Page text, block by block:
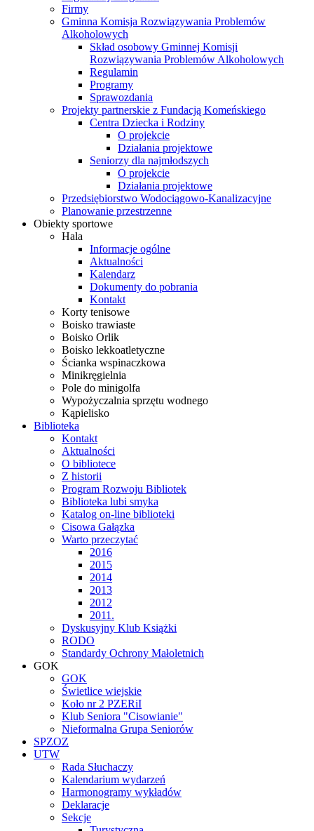
Firmy
Gminna Komisja Rozwiązywania Problemów
Alkoholowych
Skład osobowy Gminnej Komisji
Rozwiązywania Problemów Alkoholowych
Regulamin
Programy
Sprawozdania
Projekty partnerskie z Fundacją Komeńskiego
Centra Dziecka i Rodziny
O projekcie
Działania projektowe
Seniorzy dla najmłodszych
O projekcie
Działania projektowe
Przedsiębiorstwo Wodociągowo-Kanalizacyjne
Planowanie przestrzenne
Obiekty sportowe
Hala
Informacje ogólne
Aktualności
Kalendarz
Dokumenty do pobrania
Kontakt
Korty tenisowe
Boisko trawiaste
Boisko Orlik
Boisko lekkoatletyczne
Ścianka wspinaczkowa
Minikręgielnia
Pole do minigolfa
Wypożyczalnia sprzętu wodnego
Kąpielisko
Biblioteka
Kontakt
Aktualności
O bibliotece
Z historii
Program Rozwoju Bibliotek
Biblioteka lubi smyka
Katalog on-line biblioteki
Cisowa Gałązka
Warto przeczytać
2016
2015
2014
2013
2012
2011.
Dyskusyjny Klub Książki
RODO
Standardy Ochrony Małoletnich
GOK
GOK
Świetlice wiejskie
Koło nr 2 PZERiI
Klub Seniora "Cisowianie"
Nieformalna Grupa Seniorów
SPZOZ
UTW
Rada Słuchaczy
Kalendarium wydarzeń
Harmonogramy wykładów
Deklaracje
Sekcje